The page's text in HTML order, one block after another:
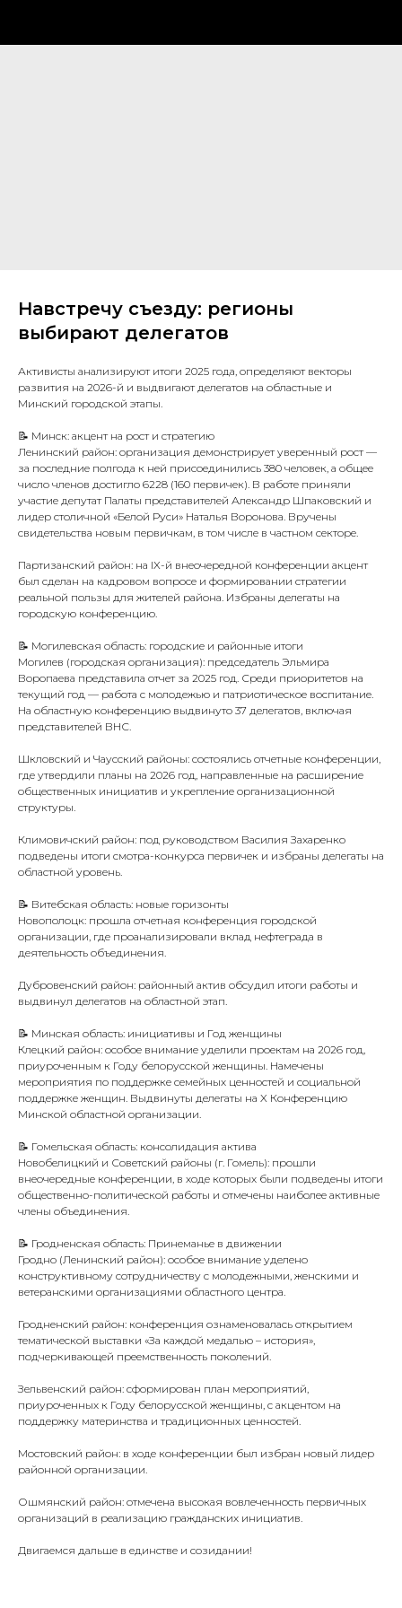
Навстречу съезду: регионы
выбирают делегатов
Активисты анализируют итоги 2025 года, определяют векторы
развития на 2026-й и выдвигают делегатов на областные и
Минский городской этапы.
📝 Минск: акцент на рост и стратегию
Ленинский район: организация демонстрирует уверенный рост —
за последние полгода к ней присоединились 380 человек, а общее
число членов достигло 6228 (160 первичек). В работе приняли
участие депутат Палаты представителей Александр Шпаковский и
лидер столичной «Белой Руси» Наталья Воронова. Вручены
свидетельства новым первичкам, в том числе в частном секторе.
Партизанский район: на IX-й внеочередной конференции акцент
был сделан на кадровом вопросе и формировании стратегии
реальной пользы для жителей района. Избраны делегаты на
городскую конференцию.
📝 Могилевская область: городские и районные итоги
Могилев (городская организация): председатель Эльмира
Воропаева представила отчет за 2025 год. Среди приоритетов на
текущий год — работа с молодежью и патриотическое воспитание.
На областную конференцию выдвинуто 37 делегатов, включая
представителей ВНС.
Шкловский и Чаусский районы: состоялись отчетные конференции,
где утвердили планы на 2026 год, направленные на расширение
общественных инициатив и укрепление организационной
структуры.
Климовичский район: под руководством Василия Захаренко
подведены итоги смотра-конкурса первичек и избраны делегаты на
областной уровень.
📝 Витебская область: новые горизонты
Новополоцк: прошла отчетная конференция городской
организации, где проанализировали вклад нефтеграда в
деятельность объединения.
Дубровенский район: районный актив обсудил итоги работы и
выдвинул делегатов на областной этап.
📝 Минская область: инициативы и Год женщины
Клецкий район: особое внимание уделили проектам на 2026 год,
приуроченным к Году белорусской женщины. Намечены
мероприятия по поддержке семейных ценностей и социальной
поддержке женщин. Выдвинуты делегаты на X Конференцию
Минской областной организации.
📝 Гомельская область: консолидация актива
Новобелицкий и Советский районы (г. Гомель): прошли
внеочередные конференции, в ходе которых были подведены итоги
общественно-политической работы и отмечены наиболее активные
члены объединения.
📝 Гродненская область: Принеманье в движении
Гродно (Ленинский район): особое внимание уделено
конструктивному сотрудничеству с молодежными, женскими и
ветеранскими организациями областного центра.
Гродненский район: конференция ознаменовалась открытием
тематической выставки «За каждой медалью – история»,
подчеркивающей преемственность поколений.
Зельвенский район: сформирован план мероприятий,
приуроченных к Году белорусской женщины, с акцентом на
поддержку материнства и традиционных ценностей.
Мостовский район: в ходе конференции был избран новый лидер
районной организации.
Ошмянский район: отмечена высокая вовлеченность первичных
организаций в реализацию гражданских инициатив.
Двигаемся дальше в единстве и созидании!